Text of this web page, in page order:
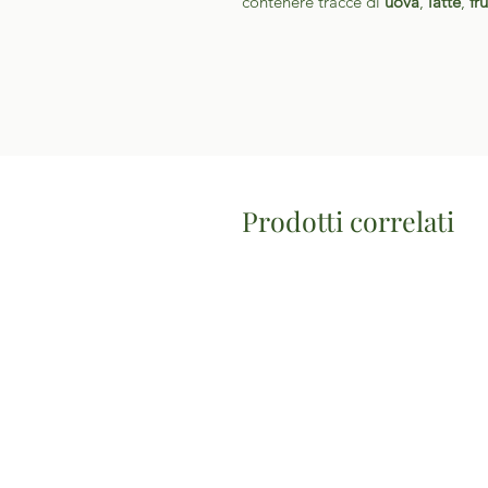
Prodotti correlati